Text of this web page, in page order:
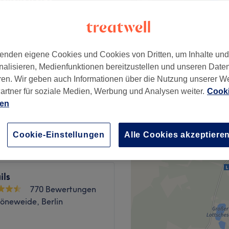
40 €
770 Bewertungen
Berlin
eigene Cookies und Cookies von Dritten, um Inhalte
Medienfunktionen bereitzustellen und unseren
Wir geben auch Informationen über die Nutzung unserer
für soziale Medien, Werbung und Analysen weiter.
Cookie-Einstellungen Alle Cookies akzeptieren